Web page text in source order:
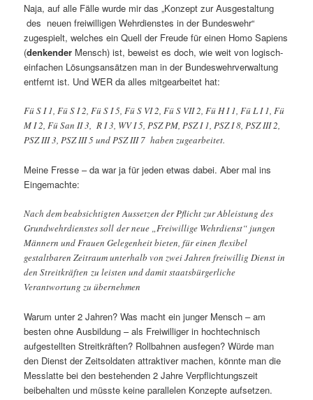
Naja, auf alle Fälle wurde mir das „Konzept zur Ausgestaltung
des neuen freiwilligen Wehrdienstes in der Bundeswehr“
zugespielt, welches ein Quell der Freude für einen Homo Sapiens
(denkender Mensch) ist, beweist es doch, wie weit von logisch-
einfachen Lösungsansätzen man in der Bundeswehrverwaltung
entfernt ist. Und WER da alles mitgearbeitet hat:
Fü S I 1, Fü S I 2, Fü S I 5, Fü S VI 2, Fü S VII 2, Fü H I 1, Fü L I 1, Fü
M I 2, Fü San II 3, R I 3, WV I 5, PSZ PM, PSZ I 1, PSZ I 8, PSZ III 2,
PSZ III 3, PSZ III 5 und PSZ III 7 haben zugearbeitet.
Meine Fresse – da war ja für jeden etwas dabei. Aber mal ins
Eingemachte:
Nach dem beabsichtigten Aussetzen der Pflicht zur Ableistung des
Grundwehrdienstes soll der neue „Freiwillige Wehrdienst“ jungen
Männern und Frauen Gelegenheit bieten, für einen flexibel
gestaltbaren Zeitraum unterhalb von zwei Jahren freiwillig Dienst in
den Streitkräften zu leisten und damit staatsbürgerliche
Verantwortung zu übernehmen
Warum unter 2 Jahren? Was macht ein junger Mensch – am
besten ohne Ausbildung – als Freiwilliger in hochtechnisch
aufgestellten Streitkräften? Rollbahnen ausfegen? Würde man
den Dienst der Zeitsoldaten attraktiver machen, könnte man die
Messlatte bei den bestehenden 2 Jahre Verpflichtungszeit
beibehalten und müsste keine parallelen Konzepte aufsetzen.